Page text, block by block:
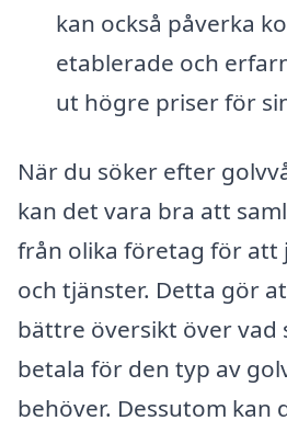
kan också påverka
etablerade och
ut högre priser för
När du söker efter
kan det vara bra att
från olika företag för att
och tjänster. Detta gör
bättre översikt över vad
betala för den typ av
behöver. Dessutom kan